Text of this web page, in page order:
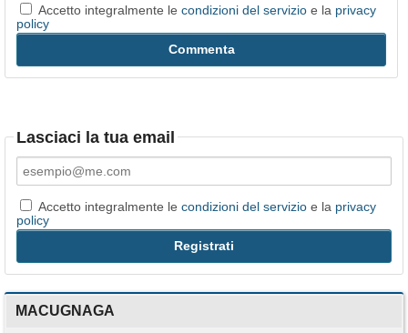
Accetto integralmente le condizioni del servizio e la privacy
policy
Lasciaci la tua email
Accetto integralmente le condizioni del servizio e la privacy
policy
MACUGNAGA